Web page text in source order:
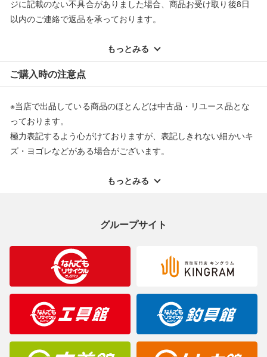
ジに記載のない不具合がありました場合、商品お受け取り後8日
以内のご連絡で返品を承っております。
配送料ともに当社負担で対応いたします。
※オンラインストアで購入頂いた商品は、店頭での返品はお受け
できません。また、商品の修理及び交換に関しては承ることがで
返品・交換について
もっとみる
ご購入時の注意点
※当店で出品している商品のほとんどは中古品・リユース品とな
っております。
極力表記するよう心がけておりますが、表記しきれない細かいキ
ズ・ヨゴレなどがある場合がございます。
ご理解くださいますようお願い申し上げます。
合がございますのでご了承ください。
※表記したカラー名は、当社が判断した名称を掲載しています。
製造元が定めたカラー名と異なることもあります。色調などご不
明なことがありましたらご購入前にお問い合わせください。
商品について
もっとみる
グループサイト